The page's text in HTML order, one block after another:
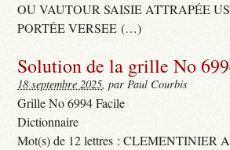
OU VAUTOUR SAISIE ATTRAPÉE
PORTÉE VERSEE (…)
Solution de la grille No
18 septembre 2025, par Paul Courbis
Grille No 6994 Facile
Dictionnaire
Mot(s) de 12 lettres : CLEMENTINIER